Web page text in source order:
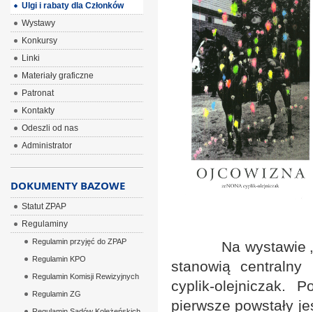
Na wystawie
stanowią centralny
cyplik-olejniczak.
pierwsze powstały
Ulgi i rabaty dla Członków
Wystawy
Konkursy
Linki
Materiały graficzne
Patronat
Kontakty
Odeszli od nas
Administrator
DOKUMENTY BAZOWE
Statut ZPAP
Regulaminy
Regulamin przyjęć do ZPAP
Regulamin KPO
Regulamin Komisji Rewizyjnych
Regulamin ZG